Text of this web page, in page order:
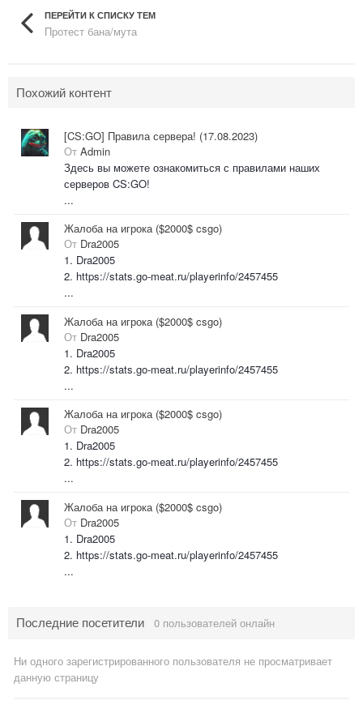
ПЕРЕЙТИ К СПИСКУ ТЕМ
Протест бана/мута
Похожий контент
[CS:GO] Правила сервера! (17.08.2023)
От Admin
Здесь вы можете ознакомиться с правилами наших
серверов CS:GO!
...
Жалоба на игрока ($2000$ csgo)
От Dra2005
1. Dra2005
2. https://stats.go-meat.ru/playerinfo/2457455
...
Жалоба на игрока ($2000$ csgo)
От Dra2005
1. Dra2005
2. https://stats.go-meat.ru/playerinfo/2457455
...
Жалоба на игрока ($2000$ csgo)
От Dra2005
1. Dra2005
2. https://stats.go-meat.ru/playerinfo/2457455
...
Жалоба на игрока ($2000$ csgo)
От Dra2005
1. Dra2005
2. https://stats.go-meat.ru/playerinfo/2457455
...
Последние посетители 0 пользователей онлайн
Ни одного зарегистрированного пользователя не просматривает
данную страницу